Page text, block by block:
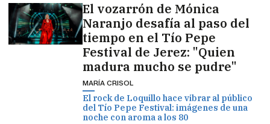
El vozarrón de Mónica
Naranjo desafía al paso del
tiempo en el Tío Pepe
Festival de Jerez: "Quien
madura mucho se pudre"
MARÍA CRISOL
El rock de Loquillo hace vibrar al público
del Tío Pepe Festival: imágenes de una
noche con aroma a los 80